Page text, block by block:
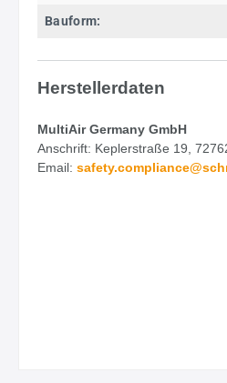
Bauform:
Herstellerdaten
MultiAir Germany GmbH
Anschrift: Keplerstraße 19,
Email: safety.